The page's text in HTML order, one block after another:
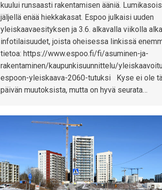
kuului runsaasti rakentamisen ääniä.
jäljellä enää hiekkakasat. Espoo julkaisi uuden
yleiskaavaesityksen ja 3.6. alkavalla viikolla
infotilaisuudet, joista oheisessa linkissä
tietoa: https://www.espoo.fi/fi/asuminen-ja-
rakentaminen/kaupunkisuunnittelu/
espoon-yleiskaava-2060-tutuksi Kyse ei ole
päivän muutoksista, mutta on hyvä seurata…